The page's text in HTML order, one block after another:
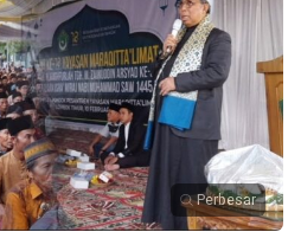
Perbesar